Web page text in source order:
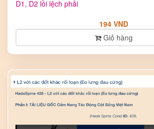
D1, D2 lồi lệch phải
194 VND
Giỏ hàng